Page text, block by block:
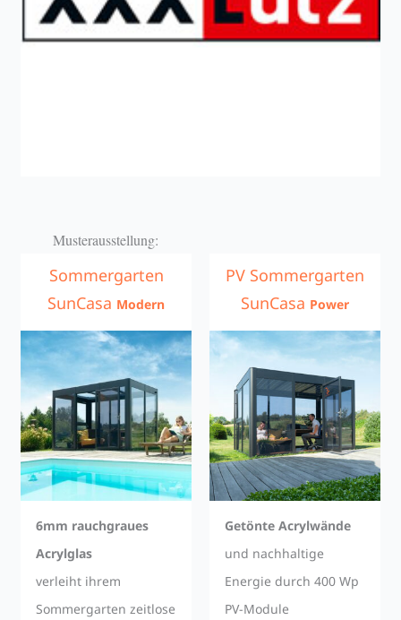
Musterausstellung:
Sommergarten
SunCasa Modern
6mm rauchgraues
Acrylglas
verleiht ihrem
Sommergarten zeitlose
PV Sommergarten
SunCasa Power
Getönte Acrylwände
und nachhaltige
Energie durch 400 Wp
PV-Module